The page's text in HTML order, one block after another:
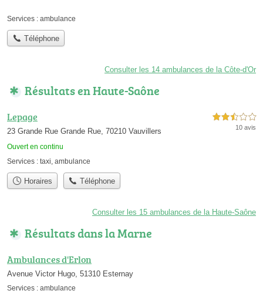
Services : ambulance
Téléphone
Consulter les 14 ambulances de la Côte-d'Or
Résultats en Haute-Saône
Lepage
23 Grande Rue Grande Rue, 70210 Vauvillers
Ouvert en continu
2,5 étoiles sur 5
10 avis
Services : taxi, ambulance
Horaires Téléphone
Consulter les 15 ambulances de la Haute-Saône
Résultats dans la Marne
Ambulances d'Erlon
Avenue Victor Hugo, 51310 Esternay
Services : ambulance